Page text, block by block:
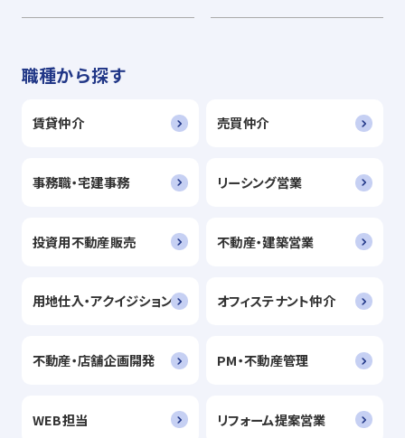
職種から探す
賃貸仲介 売買仲介
事務職・宅建事務 リーシング営業
投資用不動産販売 不動産・建築営業
用地仕入・アクイジション オフィステナント仲介
不動産・店舗企画開発 PM・不動産管理
WEB担当 リフォーム提案営業